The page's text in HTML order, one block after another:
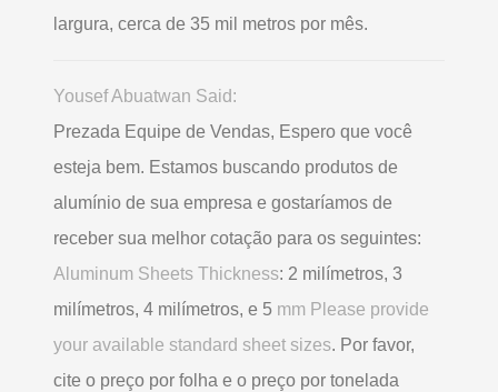
largura, cerca de 35 mil metros por mês.
Yousef Abuatwan Said:
Prezada Equipe de Vendas, Espero que você
esteja bem. Estamos buscando produtos de
alumínio de sua empresa e gostaríamos de
receber sua melhor cotação para os seguintes:
Aluminum Sheets Thickness: 2 milímetros, 3
milímetros, 4 milímetros, e 5 mm Please provide
your available standard sheet sizes. Por favor,
cite o preço por folha e o preço por tonelada